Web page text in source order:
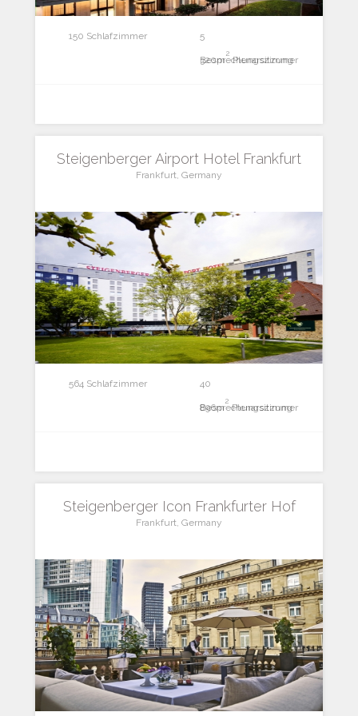
150 Schlafzimmer 5
Besprechungszimmer
320m
2
Plenarsitzung
Steigenberger Airport Hotel Frankfurt
Frankfurt, Germany
564 Schlafzimmer 40
Besprechungszimmer
896m
2
Plenarsitzung
Steigenberger Icon Frankfurter Hof
Frankfurt, Germany